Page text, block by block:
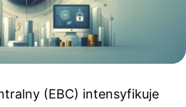
(EBC) intensyfikuje